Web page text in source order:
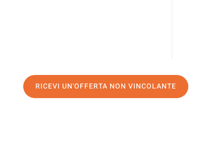
RICEVI UN'OFFERTA NON VINCOLANTE